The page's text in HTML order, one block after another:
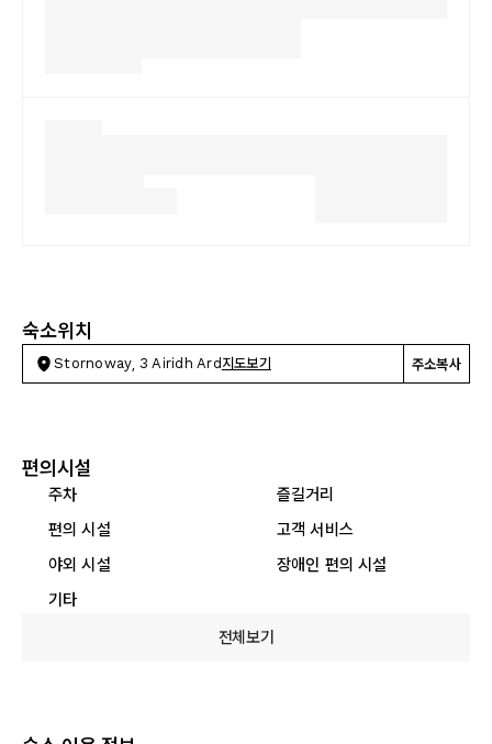
숙소위치
Stornoway, 3 Airidh Ard 지도보기 주소복사
편의시설
주차
즐길거리
편의 시설
고객 서비스
야외 시설
장애인 편의 시설
기타
전체보기